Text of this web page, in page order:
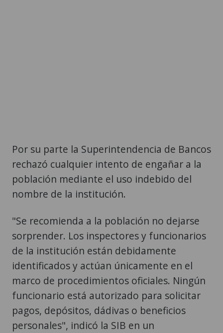
Por su parte la Superintendencia de Bancos
rechazó cualquier intento de engañar a la
población mediante el uso indebido del
nombre de la institución.
"Se recomienda a la población no dejarse
sorprender. Los inspectores y funcionarios
de la institución están debidamente
identificados y actúan únicamente en el
marco de procedimientos oficiales. Ningún
funcionario está autorizado para solicitar
pagos, depósitos, dádivas o beneficios
personales", indicó la SIB en un